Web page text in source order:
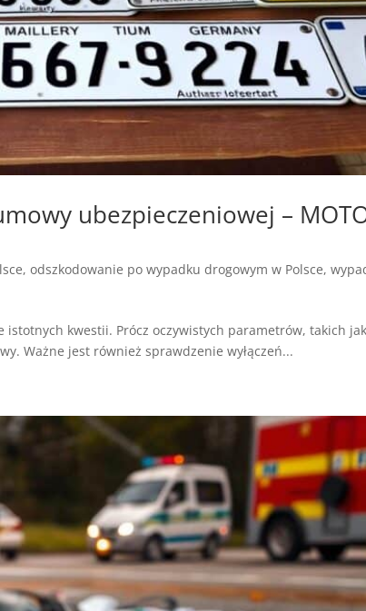
ubezpieczeniowej –
,odszkodowanie po wypadku drogowym w Polsce,
kwestii. Prócz oczywistych parametrów, takich jak
Ważne jest również sprawdzenie wyłączeń...